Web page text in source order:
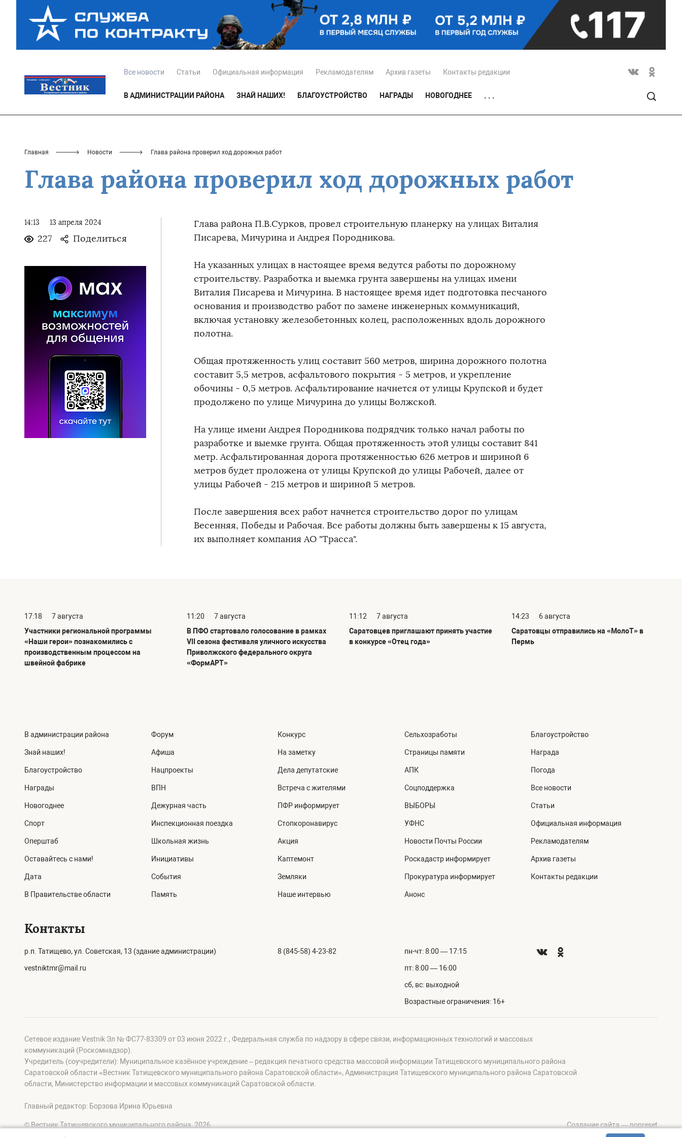
Все новости Статьи Официальная информация Рекламодателям Архив газеты Контакты редакции
В АДМИНИСТРАЦИИ РАЙОНА ЗНАЙ НАШИХ! БЛАГОУСТРОЙСТВО НАГРАДЫ НОВОГОДНЕЕ . . .
Главная Новости Глава района проверил ход дорожных работ
Глава района проверил ход дорожных работ
14:13 13 апреля 2024
227 Поделиться
Глава района П.В.Сурков, провел строительную планерку на улицах Виталия
Писарева, Мичурина и Андрея Породникова.
На указанных улицах в настоящее время ведутся работы по дорожному
строительству. Разработка и выемка грунта завершены на улицах имени
Виталия Писарева и Мичурина. В настоящее время идет подготовка песчаного
основания и производство работ по замене инженерных коммуникаций,
включая установку железобетонных колец, расположенных вдоль дорожного
полотна.
Общая протяженность улиц составит 560 метров, ширина дорожного полотна
составит 5,5 метров, асфальтового покрытия - 5 метров, и укрепление
обочины - 0,5 метров. Асфальтирование начнется от улицы Крупской и будет
продолжено по улице Мичурина до улицы Волжской.
На улице имени Андрея Породникова подрядчик только начал работы по
разработке и выемке грунта. Общая протяженность этой улицы составит 841
метр. Асфальтированная дорога протяженностью 626 метров и шириной 6
метров будет проложена от улицы Крупской до улицы Рабочей, далее от
улицы Рабочей - 215 метров и шириной 5 метров.
После завершения всех работ начнется строительство дорог по улицам
Весенняя, Победы и Рабочая. Все работы должны быть завершены к 15 августа,
их выполняет компания АО "Трасса".
17:18
7 августа
Участники региональной программы
«Наши герои» познакомились с
производственным процессом на
швейной фабрике
11:20
7 августа
В ПФО стартовало голосование в рамках
VII сезона фестиваля уличного искусства
Приволжского федерального округа
«ФормАРТ»
11:12
7 августа
Саратовцев приглашают принять участие
в конкурсе «Отец года»
14:23
6 августа
Саратовцы отправились на «МолоТ» в
Пермь
В администрации района
Знай наших!
Благоустройство
Награды
Новогоднее
Спорт
Оперштаб
Оставайтесь с нами!
Дата
В Правительстве области
Форум
Афиша
Нацпроекты
ВПН
Дежурная часть
Инспекционная поездка
Школьная жизнь
Инициативы
События
Память
Конкурс
На заметку
Дела депутатские
Встреча с жителями
ПФР информирует
Стопкоронавирус
Акция
Каптемонт
Земляки
Наше интервью
Сельхозработы
Страницы памяти
АПК
Соцподдержка
ВЫБОРЫ
УФНС
Новости Почты России
Роскадастр информирует
Прокуратура информирует
Анонс
Благоустройство
Награда
Погода
Все новости
Статьи
Официальная информация
Рекламодателям
Архив газеты
Контакты редакции
Контакты
р.п. Татищево, ул. Советская, 13 (здание администрации)
vestniktmr@mail.ru
8 (845-58) 4-23-82 пн-чт: 8:00 — 17:15
пт: 8:00 — 16:00
сб, вс: выходной
Возрастные ограничения: 16+
Сетевое издание Vestnik Эл № ФС77-83309 от 03 июня 2022 г., Федеральная служба по надзору в сфере связи, информационных технологий и массовых
коммуникаций (Роскомнадзор).
Учредитель (соучредители): Муниципальное казённое учреждение – редакция печатного средства массовой информации Татищевского муниципального района
Саратовской области «Вестник Татищевского муниципального района Саратовской области», Администрация Татищевского муниципального района Саратовской
области, Министерство информации и массовых коммуникаций Саратовской области.
Главный редактор: Борзова Ирина Юрьевна
© Вестник Татищевского муниципального района, 2026
Создание сайта — nopreset